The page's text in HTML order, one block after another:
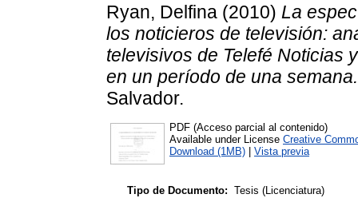
Ryan, Delfina (2010) La
los noticieros de televisión:
televisivos de Telefé Noticias
en un período de una semana.
Salvador.
PDF (Acceso parcial al contenido)
Available under License Creative
Download (1MB)
Vista previa
Tipo de Documento: Tesis (Licenciatura)